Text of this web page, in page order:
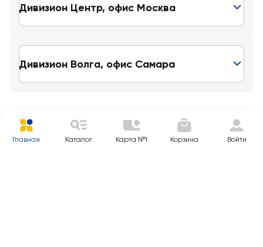
Дивизион Центр, офис Москва
Дивизион Волга, офис Самара
Главная Каталог Карта №1 Корзина Войти